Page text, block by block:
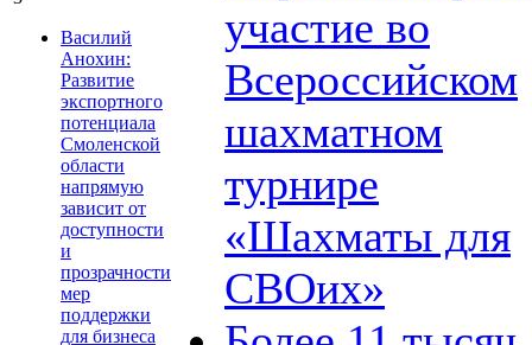
Василий
Анохин:
Развитие
экспортного
потенциала
Смоленской
области
напрямую
зависит от
доступности
и
прозрачности
мер
поддержки
для бизнеса
участие во
Всероссийском
шахматном
турнире
«Шахматы для
СВОих»